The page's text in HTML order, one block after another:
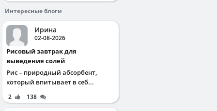
Интересные блоги
Ирина
02-08-2026
Рисовый завтрак для
выведения солей
Рис – природный абсорбент,
который впитывает в себ...
2 138